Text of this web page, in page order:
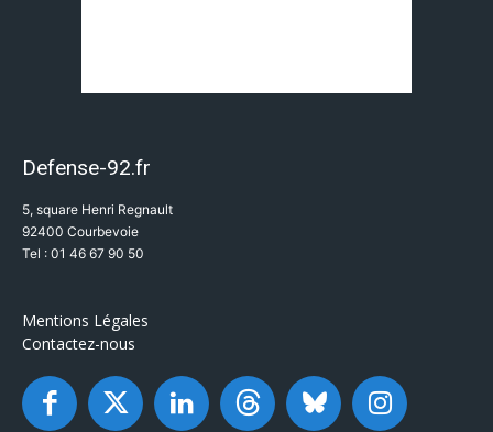
Defense-92.fr
5, square Henri Regnault
92400 Courbevoie
Tel : 01 46 67 90 50
Mentions Légales
Contactez-nous